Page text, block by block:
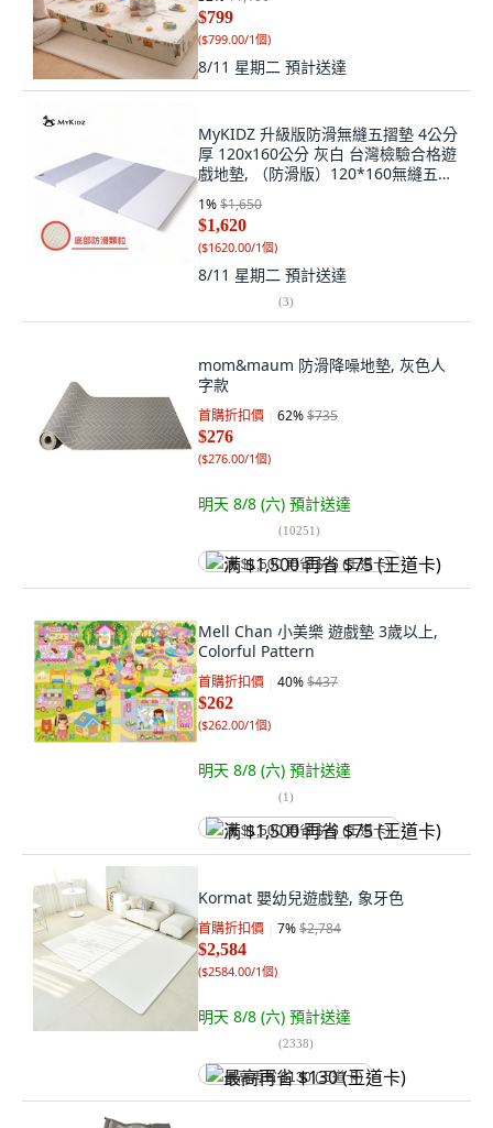
$799
($799.00/1個)
8/11 星期二 預計送達
MyKIDZ 升級版防滑無縫五摺墊 4公分
厚 120x160公分 灰白 台灣檢驗合格遊
戲地墊, （防滑版）120*160無縫五摺
墊-灰白
1%$1,650
$1,620
($1620.00/1個)
8/11 星期二 預計送達
(3)
mom&maum 防滑降噪地墊, 灰色人
字款
首購折扣價 62%$735
$276
($276.00/1個)
明天 8/8 (六) 預計送達
(10251)
满 $1,500 再省 $75 (王道卡)
Mell Chan 小美樂 遊戲墊 3歲以上,
Colorful Pattern
首購折扣價 40%$437
$262
($262.00/1個)
明天 8/8 (六) 預計送達
(1)
满 $1,500 再省 $75 (王道卡)
Kormat 嬰幼兒遊戲墊, 象牙色
首購折扣價 7%$2,784
$2,584
($2584.00/1個)
明天 8/8 (六) 預計送達
(2338)
最高再省 $130 (王道卡)